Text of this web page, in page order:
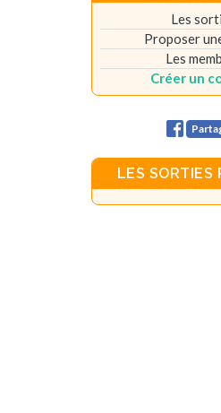
Les
Proposer
Les
Créer un
LES SORTIES